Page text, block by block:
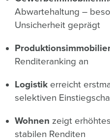
Abwartehaltung –
Unsicherheit geprägt
Renditeranking an
Logistik erreicht
selektiven
Wohnen zeigt
stabilen Renditen